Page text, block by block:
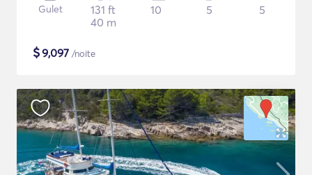
Gulet
131 ft
40 m
10 5 5
$9,097 /noite